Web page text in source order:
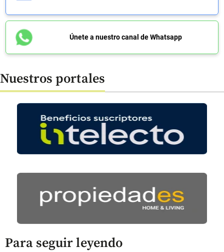
Únete a nuestro canal de Whatsapp
Nuestros portales
Para seguir leyendo